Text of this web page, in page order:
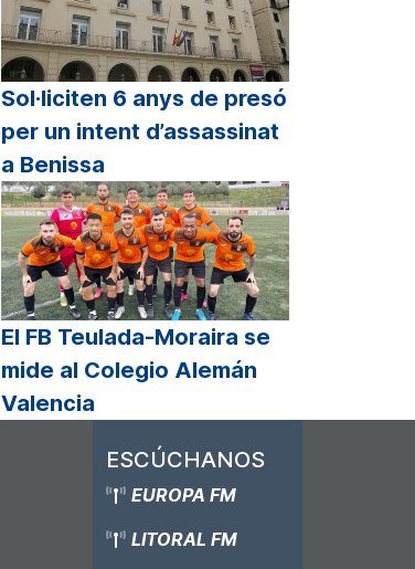
Sol·liciten 6 anys de presó
per un intent d’assassinat
a Benissa
El FB Teulada-Moraira se
mide al Colegio Alemán
Valencia
ESCÚCHANOS
EUROPA FM
LITORAL FM